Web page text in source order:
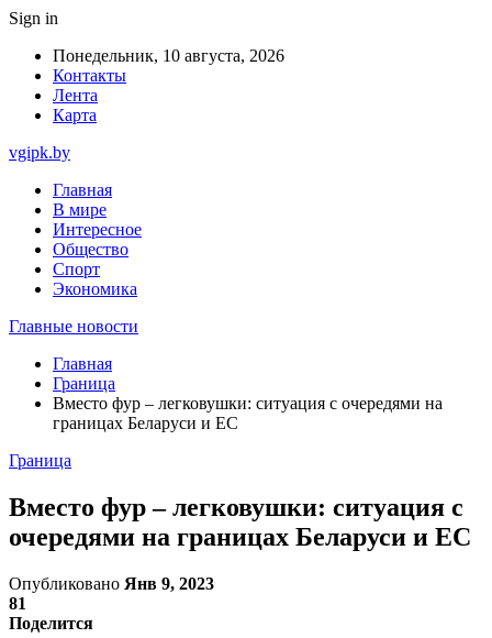
Sign in
Понедельник, 10 августа, 2026
Контакты
Лента
Карта
vgipk.by
Главная
В мире
Интересное
Общество
Спорт
Экономика
Главные новости
Главная
Граница
Вместо фур – легковушки: ситуация с очередями на
границах Беларуси и ЕС
Граница
Вместо фур – легковушки: ситуация с
очередями на границах Беларуси и ЕС
Опубликовано Янв 9, 2023
81
Поделится